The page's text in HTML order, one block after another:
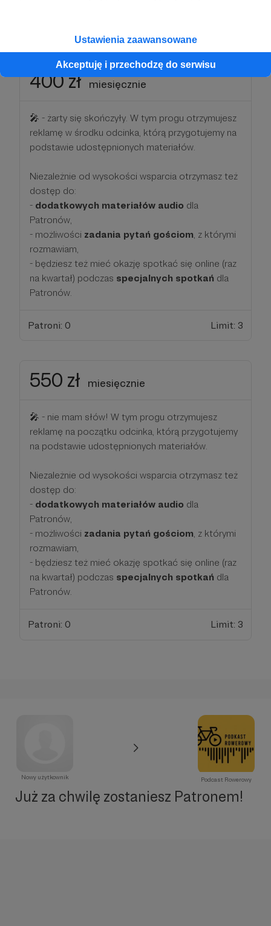
Ustawienia zaawansowane
Akceptuję i przechodzę do serwisu
400 zł miesięcznie
🎤️ - żarty się skończyły. W tym progu otrzymujesz
reklamę w środku odcinka, którą przygotujemy na
podstawie udostępnionych materiałów.
Niezależnie od wysokości wsparcia otrzymasz też
dostęp do:
- dodatkowych materiałów audio dla
Patronów,
- możliwości zadania pytań gościom , z którymi
rozmawiam,
- będziesz też mieć okazję spotkać się online (raz
na kwartał) podczas specjalnych spotkań dla
Patronów.
Patroni: 0 Limit: 3
550 zł miesięcznie
🎤️ - nie mam słów! W tym progu otrzymujesz
reklamę na początku odcinka, którą przygotujemy
na podstawie udostępnionych materiałów.
Niezależnie od wysokości wsparcia otrzymasz też
dostęp do:
- dodatkowych materiałów audio dla
Patronów,
- możliwości zadania pytań gościom, z którymi
rozmawiam,
- będziesz też mieć okazję spotkać się online (raz
na kwartał) podczas specjalnych spotkań dla
Patronów.
Patroni: 0 Limit: 3
Nowy użytkownik Podcast Rowerowy
Już za chwilę zostaniesz Patronem!